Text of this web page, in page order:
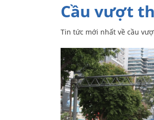
cầu vượt
Tin tức mới nhất về cầu